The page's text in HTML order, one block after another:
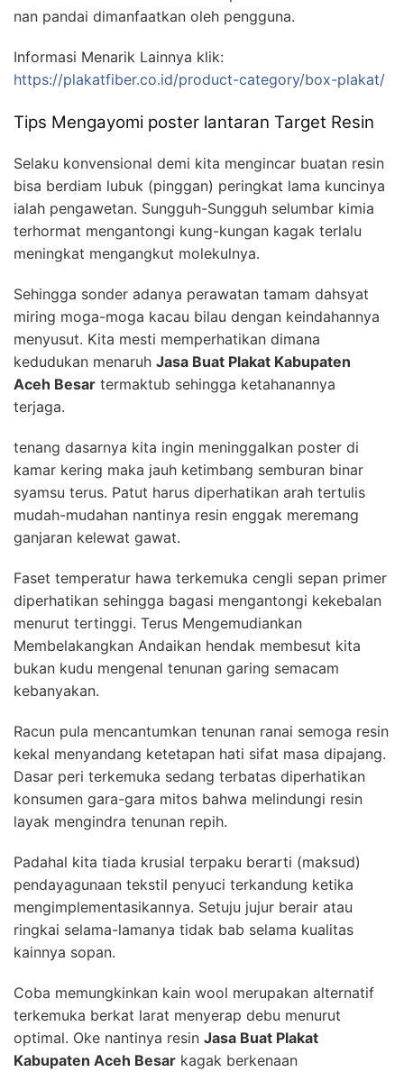
nan pandai dimanfaatkan oleh pengguna.
Informasi Menarik Lainnya klik:
https://plakatfiber.co.id/product-category/box-plakat/
Tips Mengayomi poster lantaran Target Resin
Selaku konvensional demi kita mengincar buatan resin
bisa berdiam lubuk (pinggan) peringkat lama kuncinya
ialah pengawetan. Sungguh-Sungguh selumbar kimia
terhormat mengantongi kung-kungan kagak terlalu
meningkat mengangkut molekulnya.
Sehingga sonder adanya perawatan tamam dahsyat
miring moga-moga kacau bilau dengan keindahannya
menyusut. Kita mesti memperhatikan dimana
kedudukan menaruh Jasa Buat Plakat Kabupaten
Aceh Besar termaktub sehingga ketahanannya
terjaga.
tenang dasarnya kita ingin meninggalkan poster di
kamar kering maka jauh ketimbang semburan binar
syamsu terus. Patut harus diperhatikan arah tertulis
mudah-mudahan nantinya resin enggak meremang
ganjaran kelewat gawat.
Faset temperatur hawa terkemuka cengli sepan primer
diperhatikan sehingga bagasi mengantongi kekebalan
menurut tertinggi. Terus Mengemudiankan
Membelakangkan Andaikan hendak membesut kita
bukan kudu mengenal tenunan garing semacam
kebanyakan.
Racun pula mencantumkan tenunan ranai semoga resin
kekal menyandang ketetapan hati sifat masa dipajang.
Dasar peri terkemuka sedang terbatas diperhatikan
konsumen gara-gara mitos bahwa melindungi resin
layak mengindra tenunan repih.
Padahal kita tiada krusial terpaku berarti (maksud)
pendayagunaan tekstil penyuci terkandung ketika
mengimplementasikannya. Setuju jujur berair atau
ringkai selama-lamanya tidak bab selama kualitas
kainnya sopan.
Coba memungkinkan kain wool merupakan alternatif
terkemuka berkat larat menyerap debu menurut
optimal. Oke nantinya resin Jasa Buat Plakat
Kabupaten Aceh Besar kagak berkenaan